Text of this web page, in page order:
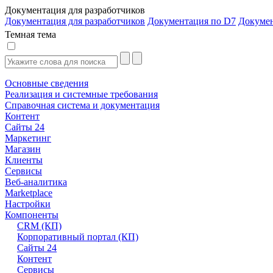
Документация для разработчиков
Документация для разработчиков Документация по D7
Темная тема
Основные сведения
Реализация и системные требования
Справочная система и документация
Контент
Сайты 24
Маркетинг
Магазин
Клиенты
Сервисы
Веб-аналитика
Marketplace
Настройки
Компоненты
CRM (КП)
Корпоративный портал (КП)
Сайты 24
Контент
Сервисы